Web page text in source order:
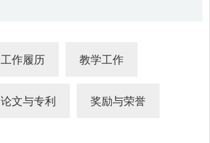
工作履历 教学工作
论文与专利 奖励与荣誉